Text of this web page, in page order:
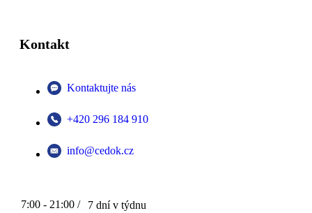
Kontakt
Kontaktujte nás
+420 296 184 910
info@cedok.cz
7:00 - 21:00 / 7 dní v týdnu